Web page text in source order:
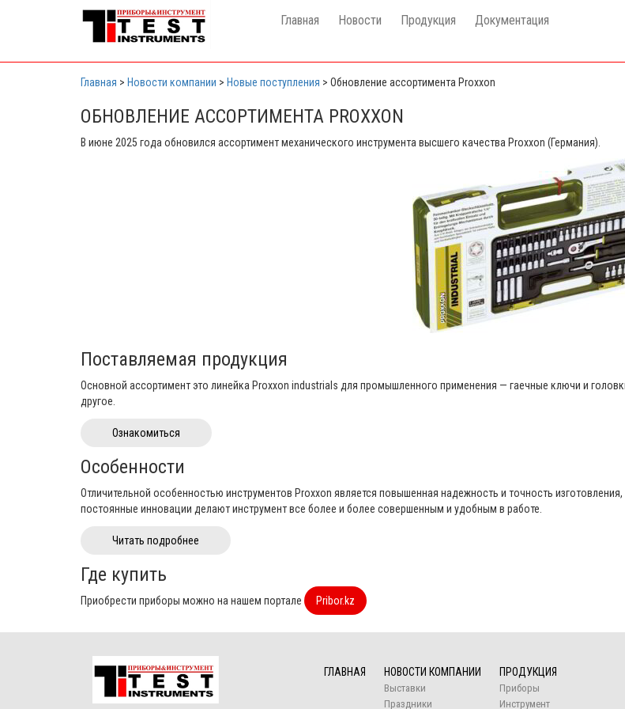
Главная Новости Продукция Документация
Главная > Новости компании > Новые поступления > Обновление ассортимента Proxxon
ОБНОВЛЕНИЕ АССОРТИМЕНТА PROXXON
В июне 2025 года обновился ассортимент механического инструмента высшего качества Proxxon (Германия).
Поставляемая продукция
Основной ассортимент это линейка Proxxon industrials для промышленного применения — гаечные ключи и
другое.
Ознакомиться
Особенности
Отличительной особенностью инструментов Proxxon является повышенная надежность и точность
постоянные инновации делают инструмент все более и более совершенным и удобным в работе.
Читать подробнее
Где купить
Приобрести приборы можно на нашем портале Pribor.kz
ГЛАВНАЯ НОВОСТИ КОМПАНИИ
Выставки
Праздники
ПРОДУКЦИЯ
Приборы
Инструмент